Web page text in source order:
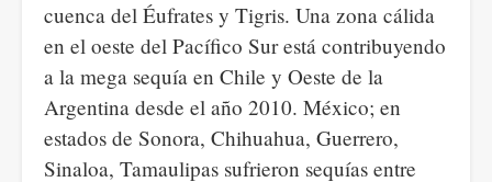
cuenca del Éufrates y Tigris. Una zona cálida
en el oeste del Pacífico Sur está contribuyendo
a la mega sequía en Chile y Oeste de la
Argentina desde el año 2010. México; en
estados de Sonora, Chihuahua, Guerrero,
Sinaloa, Tamaulipas sufrieron sequías entre